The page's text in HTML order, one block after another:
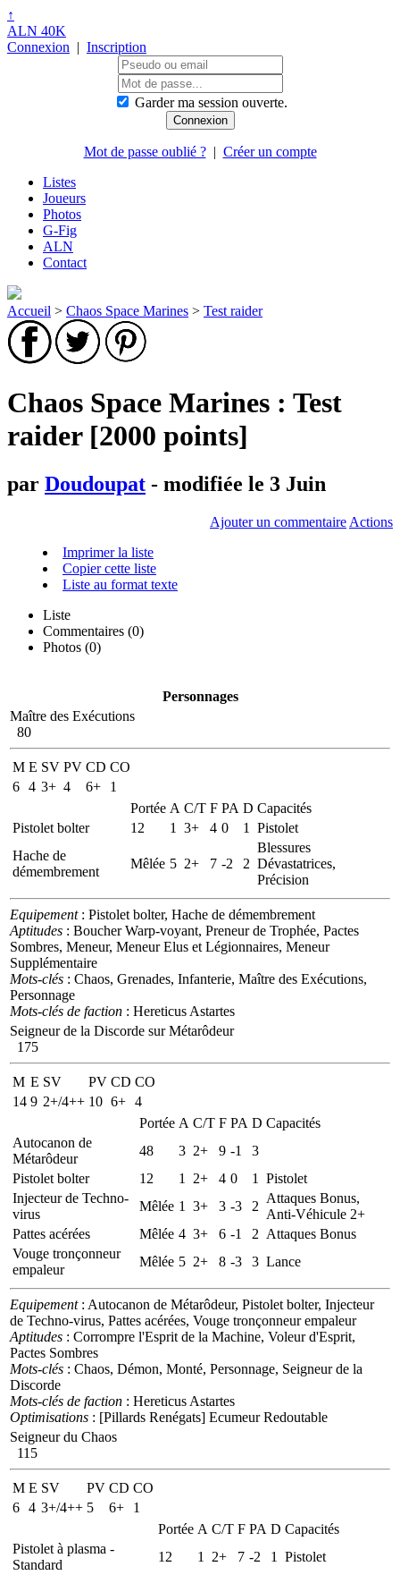
↑
ALN 40K
Connexion | Inscription
Garder ma session ouverte.
Mot de passe oublié ?| Créer un compte
Listes
Joueurs
Photos
G-Fig
ALN
Contact
Accueil > Chaos Space Marines > Test raider
Chaos Space Marines : Test
raider [2000 points]
par Doudoupat - modifiée le 3 Juin
Ajouter un commentaire Actions
Imprimer la liste
Copier cette liste
Liste au format texte
Liste
Commentaires (0)
Photos (0)
Personnages
Maître des Exécutions
80
M E SV PV CD CO
6 4 3+ 4 6+
1
Portée A C/T F PA D Capacités
Pistolet bolter
12 1 3+ 4 0 1
Pistolet
Hache de
démembrement
Mêlée 5 2+ 7 -2 2
Blessures
Dévastatrices,
Précision
Equipement: Pistolet bolter, Hache de démembrement
Aptitudes : Boucher Warp-voyant, Preneur de Trophée, Pactes
Sombres, Meneur, Meneur Elus et Légionnaires, Meneur
Supplémentaire
Mots-clés : Chaos, Grenades, Infanterie, Maître des Exécutions,
Personnage
Mots-clés de faction : Hereticus Astartes
Seigneur de la Discorde sur Métarôdeur
175
M E SV PV CD CO
14 9 2+/4++ 10 6+ 4
Portée A C/T F PA D Capacités
Autocanon de
Métarôdeur
48 3 2+ 9 -1
3
Pistolet bolter
12 1 2+ 4 0 1
Pistolet
Injecteur de Techno-
virus
Mêlée 1 3+ 3 -3 2
Attaques Bonus,
Anti-Véhicule 2+
Pattes acérées
Mêlée 4 3+ 6 -1 2 Attaques Bonus
Vouge tronçonneur
empaleur
Mêlée 5 2+ 8 -3 3 Lance
Equipement: Autocanon de Métarôdeur, Pistolet bolter, Injecteur
de Techno-virus, Pattes acérées, Vouge tronçonneur empaleur
Aptitudes : Corrompre l'Esprit de la Machine, Voleur d'Esprit,
Pactes Sombres
Mots-clés : Chaos, Démon, Monté, Personnage, Seigneur de la
Discorde
Mots-clés de faction : Hereticus Astartes
Optimisations : [Pillards Renégats] Ecumeur Redoutable
Seigneur du Chaos
115
M E SV PV CD CO
6 4 3+/4++ 5 6+
1
Portée A C/T F PA D Capacités
Pistolet à plasma -
Standard
12 1 2+ 7 -2 1
Pistolet